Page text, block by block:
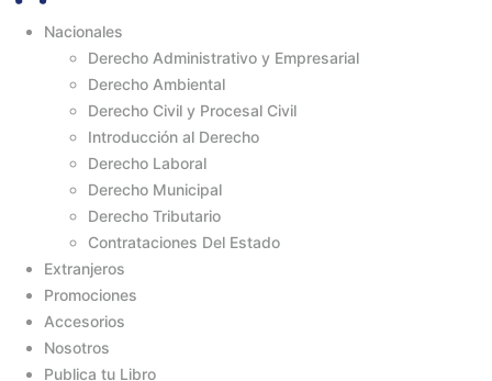
Nacionales
Derecho Administrativo y Empresarial
Derecho Ambiental
Derecho Civil y Procesal Civil
Introducción al Derecho
Derecho Laboral
Derecho Municipal
Derecho Tributario
Contrataciones Del Estado
Extranjeros
Promociones
Accesorios
Nosotros
Publica tu Libro